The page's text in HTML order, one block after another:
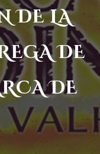
DE LA
DE
DE